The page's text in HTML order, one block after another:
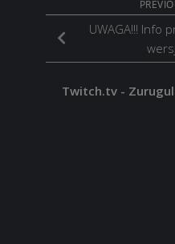
UWAGA!!! Info
Twitch.tv -